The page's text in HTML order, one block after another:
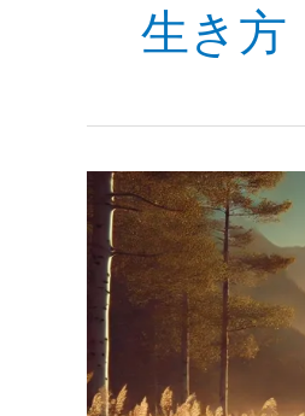
生き方